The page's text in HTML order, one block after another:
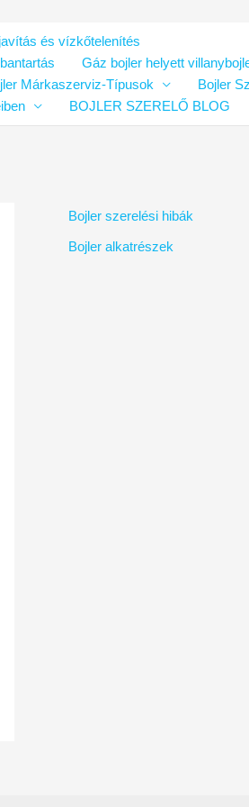
és vízkőtelenítés
Gáz bojler helyett
Márkaszerviz-Típusok
Bojler
BOJLER SZERELŐ BLOG
Bojler szerelési hibák
Bojler alkatrészek